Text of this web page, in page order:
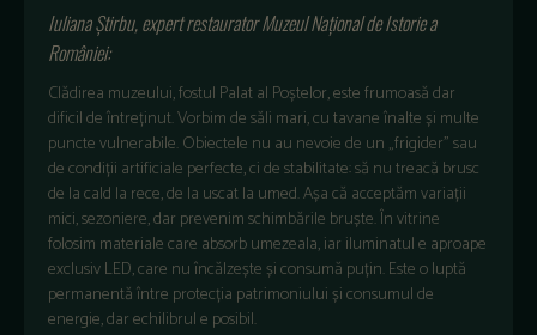
Iuliana Știrbu, expert restaurator Muzeul Național de Istorie a
României:
Clădirea muzeului, fostul Palat al Poștelor, este frumoasă dar
dificil de întreținut. Vorbim de săli mari, cu tavane înalte și multe
puncte vulnerabile. Obiectele nu au nevoie de un „frigider” sau
de condiții artificiale perfecte, ci de stabilitate: să nu treacă brusc
de la cald la rece, de la uscat la umed. Așa că acceptăm variații
mici, sezoniere, dar prevenim schimbările bruște. În vitrine
folosim materiale care absorb umezeala, iar iluminatul e aproape
exclusiv LED, care nu încălzește și consumă puțin. Este o luptă
permanentă între protecția patrimoniului și consumul de
energie, dar echilibrul e posibil.